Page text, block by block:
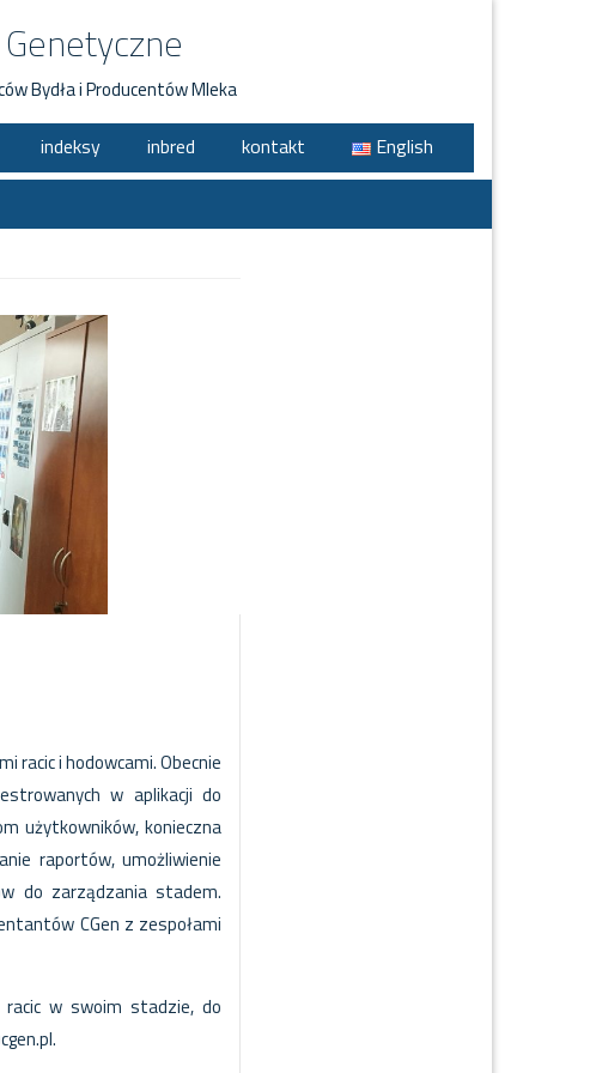
Bydła i Producentów Mleka
indeksy inbred kontakt
English
racic i hodowcami. Obecnie
w aplikacji do
użytkowników, konieczna
raportów, umożliwienie
do zarządzania stadem.
CGen z zespołami
racic w swoim stadzie, do
.